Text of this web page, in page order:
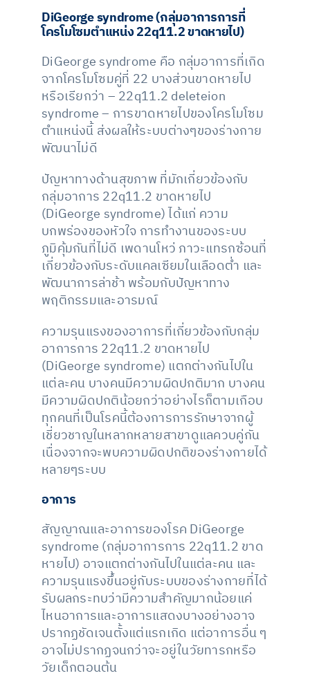
DiGeorge syndrome (กลุ่มอาการการที่
โครโมโซมตำแหน่ง 22q11.2 ขาดหายไป)
DiGeorge syndrome คือ กลุ่มอาการที่เกิด
จากโครโมโซมคู่ที่ 22 บางส่วนขาดหายไป
หรือเรียกว่า – 22q11.2 deleteion
syndrome – การขาดหายไปของโครโมโซม
ตำแหน่งนี้ ส่งผลให้ระบบต่างๆของร่างกาย
พัฒนาไม่ดี
ปัญหาทางด้านสุขภาพ ที่มักเกี่ยวข้องกับ
กลุ่มอาการ 22q11.2 ขาดหายไป
(DiGeorge syndrome) ได้แก่ ความ
บกพร่องของหัวใจ การทำงานของระบบ
ภูมิคุ้มกันที่ไม่ดี เพดานโหว่ ภาวะแทรกซ้อนที่
เกี่ยวข้องกับระดับแคลเซียมในเลือดต่ำ และ
พัฒนาการล่าช้า พร้อมกับปัญหาทาง
พฤติกรรมและอารมณ์
ความรุนแรงของอาการที่เกี่ยวข้องกับกลุ่ม
อาการการ 22q11.2 ขาดหายไป
(DiGeorge syndrome) แตกต่างกันไปใน
แต่ละคน บางคนมีความผิดปกติมาก บางคน
มีความผิดปกติน้อยกว่าอย่างไรก็ตามเกือบ
ทุกคนที่เป็นโรคนี้ต้องการการรักษาจากผู้
เชี่ยวชาญในหลากหลายสาขาดูแลควบคู่กัน
เนื่องจากจะพบความผิดปกติของร่างกายได้
หลายๆระบบ
อาการ
สัญญาณและอาการของโรค DiGeorge
syndrome (กลุ่มอาการการ 22q11.2 ขาด
หายไป) อาจแตกต่างกันไปในแต่ละคน และ
ความรุนแรงขึ้นอยู่กับระบบของร่างกายที่ได้
รับผลกระทบว่ามีความสำคัญมากน้อยแค่
ไหนอาการและอาการแสดงบางอย่างอาจ
ปรากฏชัดเจนตั้งแต่แรกเกิด แต่อาการอื่น ๆ
อาจไม่ปรากฏจนกว่าจะอยู่ในวัยทารกหรือ
วัยเด็กตอนต้น